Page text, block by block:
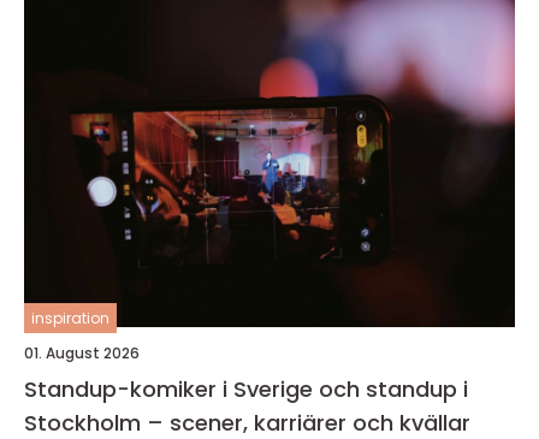
inspiration
01. August 2026
Standup-komiker i Sverige och standup i
Stockholm – scener, karriärer och kvällar